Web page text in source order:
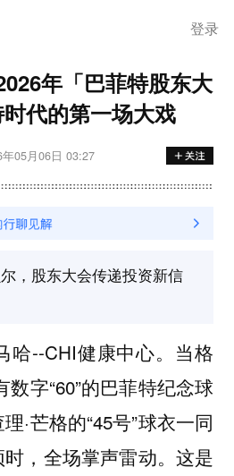
登录
年「巴菲特股东大
代的第一场大戏
年05月06日 03:27
，股东大会传递投资新信
哈--CHI健康中心。当格
数字“60”的巴菲特纪念球
·芒格的“45号”球衣一同
，全场掌声雷动。这是